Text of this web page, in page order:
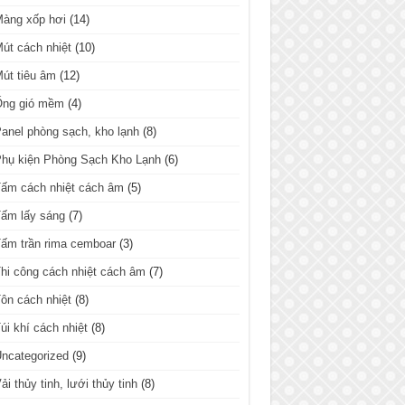
xốp hơi (14)
cách nhiệt (10)
tiêu âm (12)
gió mềm (4)
phòng sạch, kho lạnh (8)
kiện Phòng Sạch Kho Lạnh (6)
cách nhiệt cách âm (5)
lấy sáng (7)
trần rima cemboar (3)
công cách nhiệt cách âm (7)
cách nhiệt (8)
khí cách nhiệt (8)
(9)
thủy tinh, lưới thủy tinh (8)